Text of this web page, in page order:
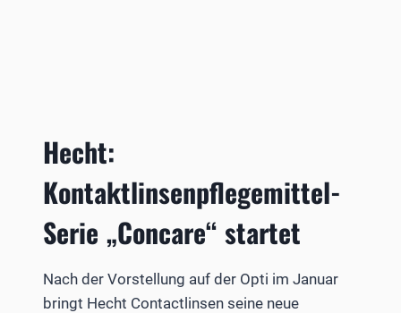
Hecht:
Kontaktlinsenpflegemittel-
Serie „Concare“ startet
Nach der Vorstellung auf der Opti im Januar
bringt Hecht Contactlinsen seine neue